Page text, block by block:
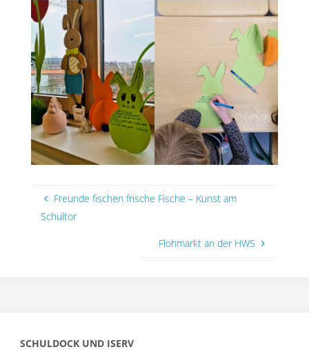
Freunde fischen frische Fische – Kunst am
Schultor
Flohmarkt an der HWS
SCHULDOCK UND ISERV